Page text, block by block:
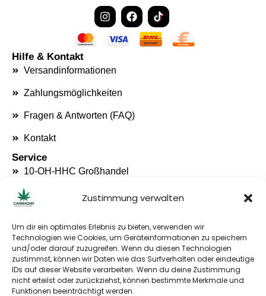
Zustimmung verwalten
Um dir ein optimales Erlebnis zu bieten, verwenden wir
Technologien wie Cookies, um Geräteinformationen zu speichern
und/oder darauf zuzugreifen. Wenn du diesen Technologien
zustimmst, können wir Daten wie das Surfverhalten oder eindeutige
IDs auf dieser Website verarbeiten. Wenn du deine Zustimmung
nicht erteilst oder zurückziehst, können bestimmte Merkmale und
Funktionen beeinträchtigt werden.
I
n
r
m
F
a
Hilfe & Kontakt
Versandinformationen
Zahlungsmöglichkeiten
Fragen & Antworten (FAQ)
Kontakt
Service
10-OH-HHC Großhandel
Als Händler registrieren
Kontaktieren Sie uns
Montag – Freitag
09:30 Uhr – 16:30 Uhr
Samstag – Sonntag – Geschlossen